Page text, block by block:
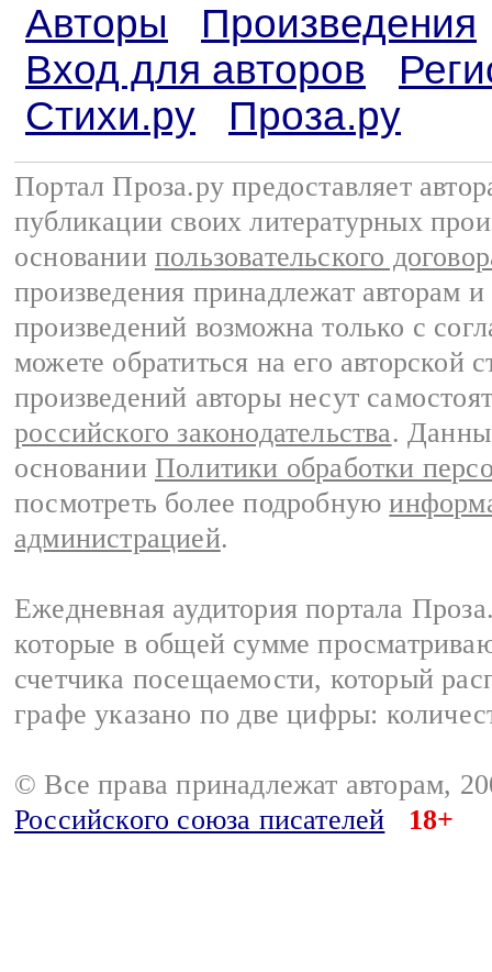
Авторы
Произведения
Вход для авторов
Стихи.ру
Проза.ру
Портал Проза.ру предоставляет
публикации своих литературных
основании пользовательского
произведения принадлежат авторам
произведений возможна только с
можете обратиться на его авторской
произведений авторы несут
российского законодательства.
основании Политики обработки
посмотреть более подробную
администрацией.
Ежедневная аудитория портала
которые в общей сумме
счетчика посещаемости, который
графе указано по две цифры:
© Все права принадлежат авторам,
Российского союза писателей
18+